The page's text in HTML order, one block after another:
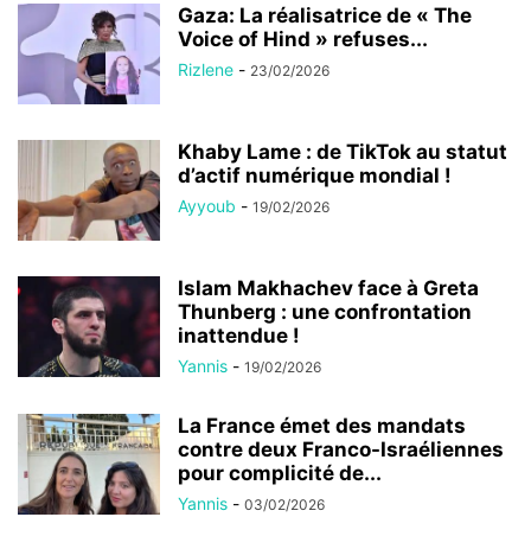
Gaza: La réalisatrice de « The
Voice of Hind » refuses...
Rizlene - 23/02/2026
Khaby Lame : de TikTok au statut
d’actif numérique mondial !
Ayyoub - 19/02/2026
Islam Makhachev face à Greta
Thunberg : une confrontation
inattendue !
Yannis - 19/02/2026
La France émet des mandats
contre deux Franco-Israéliennes
pour complicité de...
Yannis - 03/02/2026